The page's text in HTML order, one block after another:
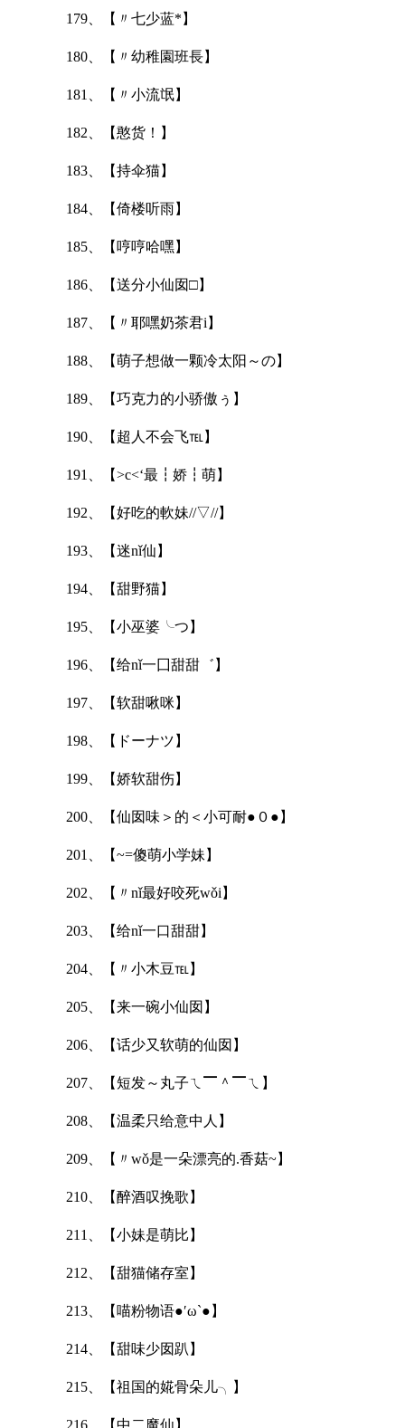
179、【〃七少蓝*】
180、【〃幼稚園班長】
181、【〃小流氓】
182、【憨货！】
183、【持伞猫】
184、【倚楼听雨】
185、【哼哼哈嘿】
186、【送分小仙囡□】
187、【〃耶嘿奶茶君i】
188、【萌子想做一颗冷太阳～の】
189、【巧克力的小骄傲ぅ】
190、【超人不会飞℡】
191、【>c<‘最┇娇┇萌】
192、【好吃的軟妹//▽//】
193、【迷nǐ仙】
194、【甜野猫】
195、【小巫婆╰つ】
196、【给nǐ一囗甜甜゛】
197、【软甜啾咪】
198、【ドーナツ】
199、【娇软甜伤】
200、【仙囡味＞的＜小可耐●０●】
201、【~=傻萌小学妹】
202、【〃nǐ最好咬死wǒi】
203、【给nǐ一口甜甜】
204、【〃小木豆℡】
205、【来一碗小仙囡】
206、【话少又软萌的仙囡】
207、【短发～丸子ㄟ▔＾▔ㄟ】
208、【温柔只给意中人】
209、【〃wǒ是一朵漂亮的.香菇~】
210、【醉酒叹挽歌】
211、【小妹是萌比】
212、【甜猫储存室】
213、【喵粉物语●′ω`●】
214、【甜味少囡趴】
215、【祖国的婲骨朵儿╮】
216、【中二魔仙】